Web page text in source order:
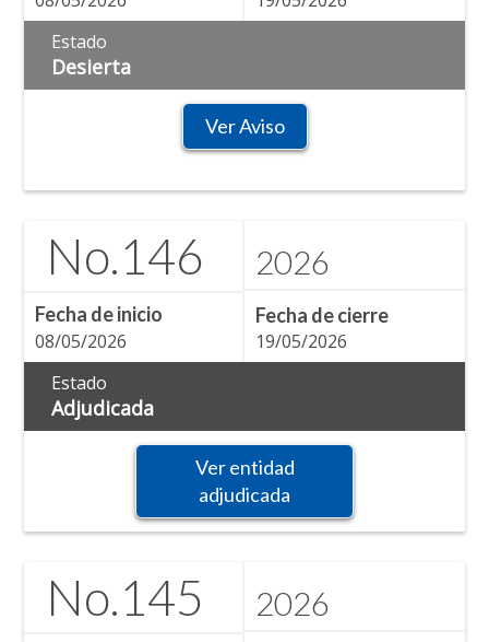
Estado
Desierta
Ver Aviso
No.146 2026
Fecha de inicio
08/05/2026
Fecha de cierre
19/05/2026
Estado
Adjudicada
Ver entidad
adjudicada
No.145 2026